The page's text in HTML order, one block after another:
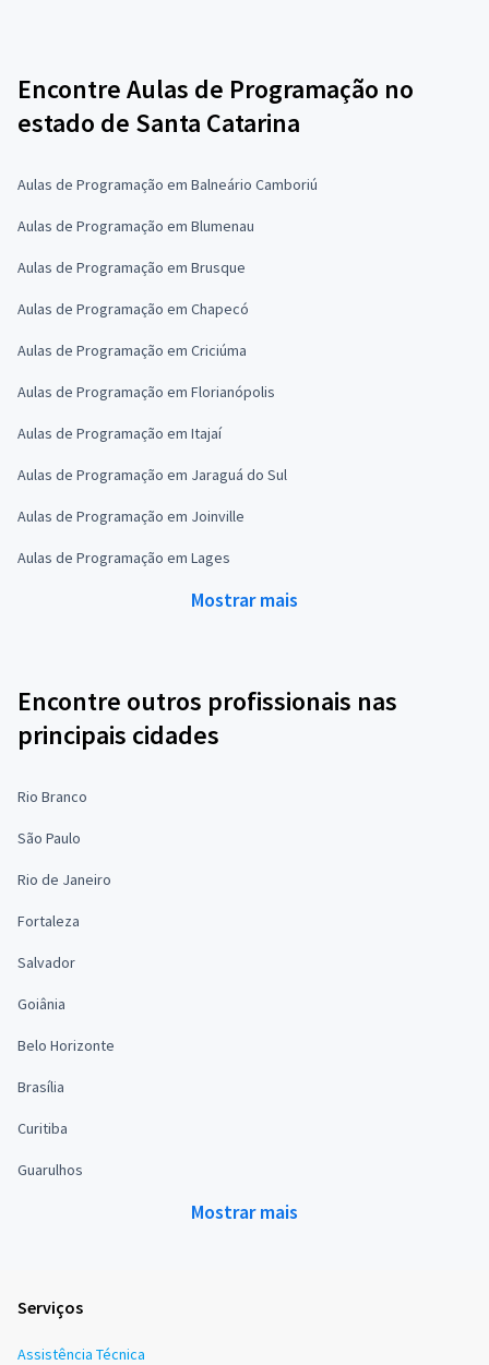
Encontre Aulas de Programação no
estado de Santa Catarina
Aulas de Programação em Balneário Camboriú
Aulas de Programação em Blumenau
Aulas de Programação em Brusque
Aulas de Programação em Chapecó
Aulas de Programação em Criciúma
Aulas de Programação em Florianópolis
Aulas de Programação em Itajaí
Aulas de Programação em Jaraguá do Sul
Aulas de Programação em Joinville
Aulas de Programação em Lages
Mostrar mais
Encontre outros profissionais nas
principais cidades
Rio Branco
São Paulo
Rio de Janeiro
Fortaleza
Salvador
Goiânia
Belo Horizonte
Brasília
Curitiba
Guarulhos
Mostrar mais
Serviços
Assistência Técnica